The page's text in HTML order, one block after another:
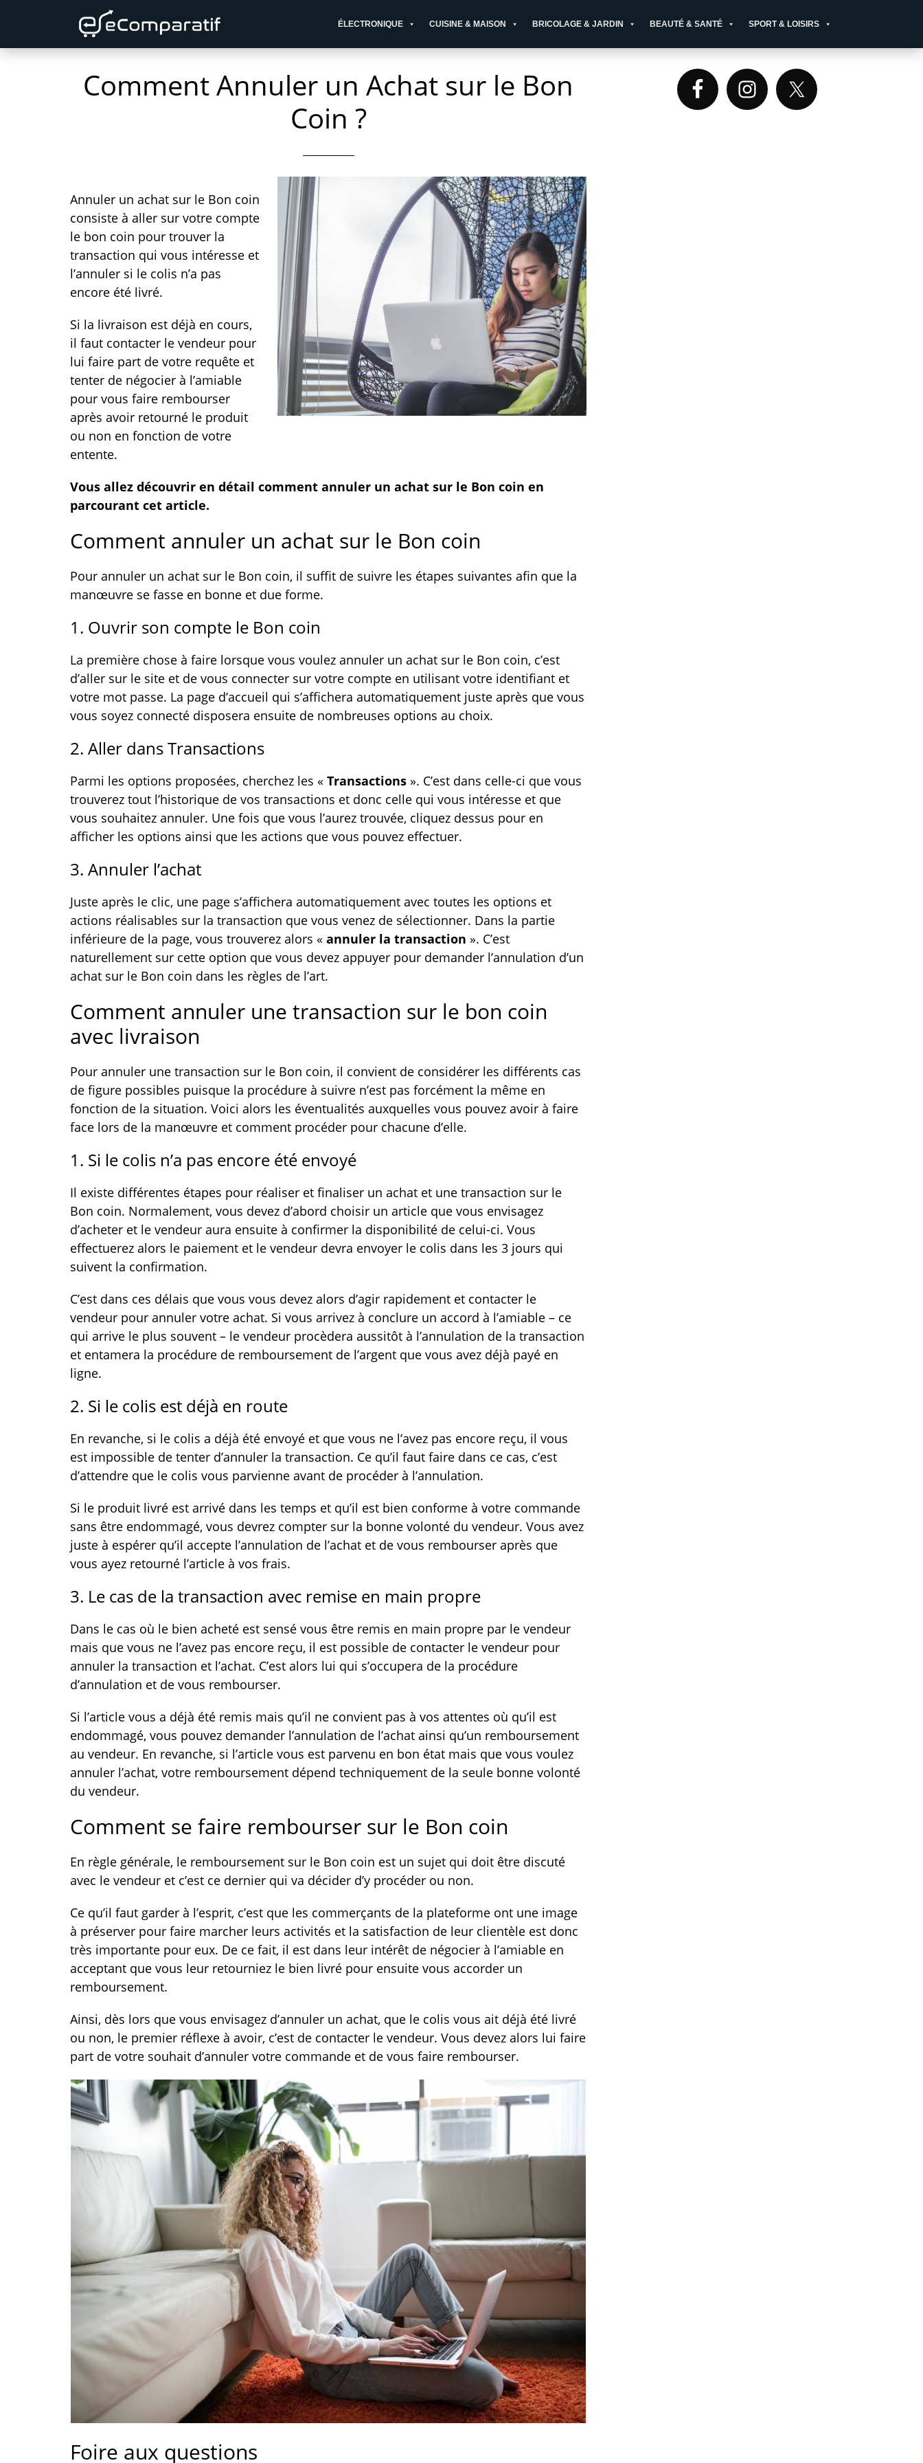
primary
content
primary
ÉLECTRONIQUE CUISINE & MAISON BRICOLAGE & JARDIN BEAUTÉ & SANTÉ SPORT & LOISIRS
Comment Annuler un Achat sur le Bon
Coin ?
Annuler un achat sur le Bon coin
consiste à aller sur votre compte
le bon coin pour trouver la
transaction qui vous intéresse et
l’annuler si le colis n’a pas
encore été livré.
Si la livraison est déjà en cours,
il faut contacter le vendeur pour
lui faire part de votre requête et
tenter de négocier à l’amiable
pour vous faire rembourser
après avoir retourné le produit
ou non en fonction de votre
entente.
Vous allez découvrir en détail comment annuler un achat sur le Bon coin en
parcourant cet article.
Comment annuler un achat sur le Bon coin
Pour annuler un achat sur le Bon coin, il suffit de suivre les étapes suivantes afin que la
manœuvre se fasse en bonne et due forme.
1. Ouvrir son compte le Bon coin
La première chose à faire lorsque vous voulez annuler un achat sur le Bon coin, c’est
d’aller sur le site et de vous connecter sur votre compte en utilisant votre identifiant et
votre mot passe. La page d’accueil qui s’affichera automatiquement juste après que vous
vous soyez connecté disposera ensuite de nombreuses options au choix.
2. Aller dans Transactions
Parmi les options proposées, cherchez les « Transactions ». C’est dans celle-ci que vous
trouverez tout l’historique de vos transactions et donc celle qui vous intéresse et que
vous souhaitez annuler. Une fois que vous l’aurez trouvée, cliquez dessus pour en
afficher les options ainsi que les actions que vous pouvez effectuer.
3. Annuler l’achat
Juste après le clic, une page s’affichera automatiquement avec toutes les options et
actions réalisables sur la transaction que vous venez de sélectionner. Dans la partie
inférieure de la page, vous trouverez alors « annuler la transaction ». C’est
naturellement sur cette option que vous devez appuyer pour demander l’annulation d’un
achat sur le Bon coin dans les règles de l’art.
Comment annuler une transaction sur le bon coin
avec livraison
Pour annuler une transaction sur le Bon coin, il convient de considérer les différents cas
de figure possibles puisque la procédure à suivre n’est pas forcément la même en
fonction de la situation. Voici alors les éventualités auxquelles vous pouvez avoir à faire
face lors de la manœuvre et comment procéder pour chacune d’elle.
1. Si le colis n’a pas encore été envoyé
Il existe différentes étapes pour réaliser et finaliser un achat et une transaction sur le
Bon coin. Normalement, vous devez d’abord choisir un article que vous envisagez
d’acheter et le vendeur aura ensuite à confirmer la disponibilité de celui-ci. Vous
effectuerez alors le paiement et le vendeur devra envoyer le colis dans les 3 jours qui
suivent la confirmation.
C’est dans ces délais que vous vous devez alors d’agir rapidement et contacter le
vendeur pour annuler votre achat. Si vous arrivez à conclure un accord à l’amiable – ce
qui arrive le plus souvent – le vendeur procèdera aussitôt à l’annulation de la transaction
et entamera la procédure de remboursement de l’argent que vous avez déjà payé en
ligne.
2. Si le colis est déjà en route
En revanche, si le colis a déjà été envoyé et que vous ne l’avez pas encore reçu, il vous
est impossible de tenter d’annuler la transaction. Ce qu’il faut faire dans ce cas, c’est
d’attendre que le colis vous parvienne avant de procéder à l’annulation.
Si le produit livré est arrivé dans les temps et qu’il est bien conforme à votre commande
sans être endommagé, vous devrez compter sur la bonne volonté du vendeur. Vous avez
juste à espérer qu’il accepte l’annulation de l’achat et de vous rembourser après que
vous ayez retourné l’article à vos frais.
3. Le cas de la transaction avec remise en main propre
Dans le cas où le bien acheté est sensé vous être remis en main propre par le vendeur
mais que vous ne l’avez pas encore reçu, il est possible de contacter le vendeur pour
annuler la transaction et l’achat. C’est alors lui qui s’occupera de la procédure
d’annulation et de vous rembourser.
Si l’article vous a déjà été remis mais qu’il ne convient pas à vos attentes où qu’il est
endommagé, vous pouvez demander l’annulation de l’achat ainsi qu’un remboursement
au vendeur. En revanche, si l’article vous est parvenu en bon état mais que vous voulez
annuler l’achat, votre remboursement dépend techniquement de la seule bonne volonté
du vendeur.
Comment se faire rembourser sur le Bon coin
En règle générale, le remboursement sur le Bon coin est un sujet qui doit être discuté
avec le vendeur et c’est ce dernier qui va décider d’y procéder ou non.
Ce qu’il faut garder à l’esprit, c’est que les commerçants de la plateforme ont une image
à préserver pour faire marcher leurs activités et la satisfaction de leur clientèle est donc
très importante pour eux. De ce fait, il est dans leur intérêt de négocier à l’amiable en
acceptant que vous leur retourniez le bien livré pour ensuite vous accorder un
remboursement.
Ainsi, dès lors que vous envisagez d’annuler un achat, que le colis vous ait déjà été livré
ou non, le premier réflexe à avoir, c’est de contacter le vendeur. Vous devez alors lui faire
part de votre souhait d’annuler votre commande et de vous faire rembourser.
Foire aux questions
Primary
Sidebar